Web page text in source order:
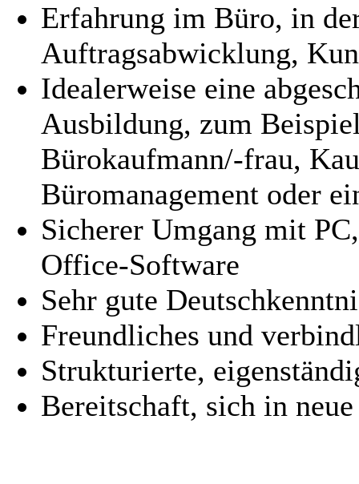
Erfahrung im Büro, in
Auftragsabwicklung,
Idealerweise eine
Ausbildung, zum
Bürokaufmann/-frau,
Büromanagement oder
Sicherer Umgang mit
Office-Software
Sehr gute
Freundliches und
Strukturierte,
Bereitschaft, sich in